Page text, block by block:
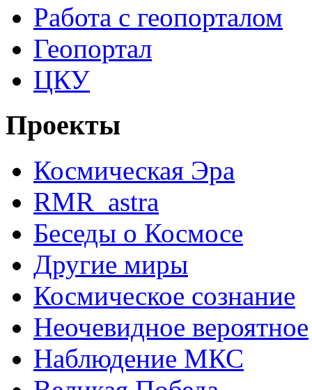
Работа с геопорталом
Геопортал
ЦКУ
Проекты
Космическая Эра
RMR_astra
Беседы о Космосе
Другие миры
Космическое сознание
Неочевидное вероятное
Наблюдение МКС